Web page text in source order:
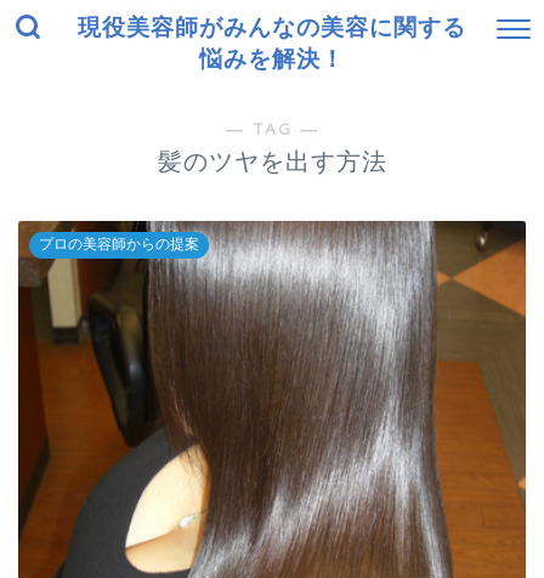
現役美容師がみんなの美容に関する
悩みを解決！
― TAG ―
髪のツヤを出す方法
プロの美容師からの提案